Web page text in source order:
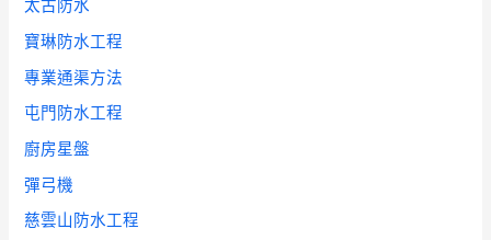
太古防水
寶琳防水工程
專業通渠方法
屯門防水工程
廚房星盤
彈弓機
慈雲山防水工程